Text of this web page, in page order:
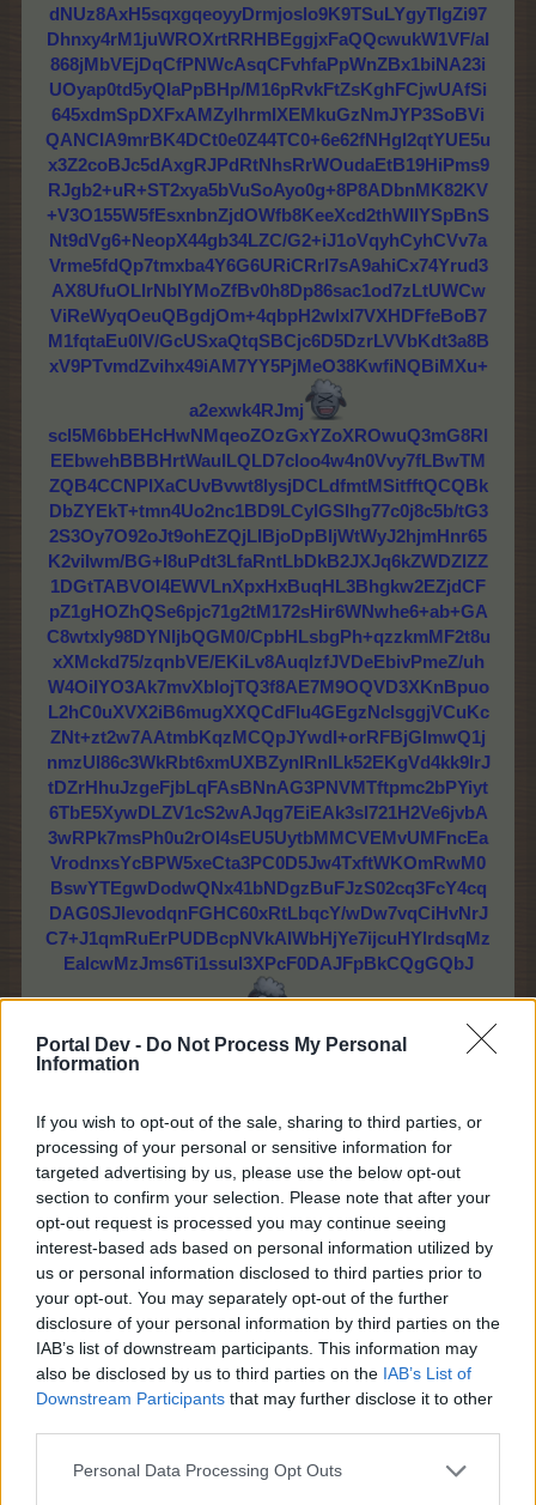
Portal Dev - Do Not Process My Personal
Information
If you wish to opt-out of the sale, sharing to third parties, or
processing of your personal or sensitive information for
targeted advertising by us, please use the below opt-out
section to confirm your selection. Please note that after your
opt-out request is processed you may continue seeing
interest-based ads based on personal information utilized by
us or personal information disclosed to third parties prior to
your opt-out. You may separately opt-out of the further
disclosure of your personal information by third parties on the
IAB’s list of downstream participants. This information may
also be disclosed by us to third parties on the IAB’s List of
Downstream Participants that may further disclose it to other
Personal Data Processing Opt Outs
dNUz8AxH5sqxgqeoyyDrmjoslo9K9TSuLYgyTIgZi97
Dhnxy4rM1juWROXrtRRHBEggjxFaQQcwukW1VF/aI
868jMbVEjDqCfPNWcAsqCFvhfaPpWnZBx1biNA23i
UOyap0td5yQIaPpBHp/M16pRvkFtZsKghFCjwUAfSi
645xdmSpDXFxAMZylhrmIXEMkuGzNmJYP3SoBVi
QANCIA9mrBK4DCt0e0Z44TC0+6e62fNHgI2qtYUE5u
x3Z2coBJc5dAxgRJPdRtNhsRrWOudaEtB19HiPms9
RJgb2+uR+ST2xya5bVuSoAyo0g+8P8ADbnMK82KV
+V3O155W5fEsxnbnZjdOWfb8KeeXcd2thWIIYSpBnS
Nt9dVg6+NeopX44gb34LZC/G2+iJ1oVqyhCyhCVv7a
Vrme5fdQp7tmxba4Y6G6URiCRrl7sA9ahiCx74Yrud3
AX8UfuOLlrNbIYMoZfBv0h8Dp86sac1od7zLtUWCw
ViReWyqOeuQBgdjOm+4qbpH2wlxI7VXHDFfeBoB7
M1fqtaEu0IV/GcUSxaQtqSBCjc6D5DzrLVVbKdt3a8B
xV9PTvmdZvihx49iAM7YY5PjMeO38KwfiNQBiMXu+
a2exwk4RJmj
scl5M6bbEHcHwNMqeoZOzGxYZoXROwuQ3mG8Rl
EEbwehBBBHrtWaulLQLD7cloo4w4n0Vvy7fLBwTM
ZQB4CCNPlXaCUvBvwt8lysjDCLdfmtMSitfftQCQBk
DbZYEkT+tmn4Uo2nc1BD9LCylGSIhg77c0j8c5b/tG3
2S3Oy7O92oJt9ohEZQjLIBjoDpBIjWtWyJ2hjmHnr65
K2viIwm/BG+I8uPdt3LfaRntLbDkB2JXJq6kZWDZIZZ
1DGtTABVOl4EWVLnXpxHxBuqHL3Bhgkw2EZjdCF
pZ1gHOZhQSe6pjc71g2tM172sHir6WNwhe6+ab+GA
C8wtxly98DYNIjbQGM0/CpbHLsbgPh+qzzkmMF2t8u
xXMckd75/zqnbVE/EKiLv8AuqIzfJVDeEbivPmeZ/uh
W4OiIYO3Ak7mvXbIojTQ3f8AE7M9OQVD3XKnBpuo
L2hC0uXVX2iB6mugXXQCdFlu4GEgzNcIsggjVCuKc
ZNt+zt2w7AAtmbKqzMCQpJYwdI+orRFBjGImwQ1j
nmzUl86c3WkRbt6xmUXBZynIRnILk52EKgVd4kk9IrJ
tDZrHhuJzgeFjbLqFAsBNnAG3PNVMTftpmc2bPYiyt
6TbE5XywDLZV1cS2wAJqg7EiEAk3sl721H2Ve6jvbA
3wRPk7msPh0u2rOl4sEU5UytbMMCVEMvUMFncEa
VrodnxsYcBPW5xeCta3PC0D5Jw4TxftWKOmRwM0
BswYTEgwDodwQNx41bNDgzBuFJzS02cq3FcY4cq
DAG0SJlevodqnFGHC60xRtLbqcY/wDw7vqCiHvNrJ
C7+J1qmRuErPUDBcpNVkAIWbHjYe7ijcuHYlrdsqMz
EalcwMzJms6Ti1ssul3XPcF0DAJFpBkCQgGQbJ
6I6Db4VamjBZoFrKehSXtCEu0IVawM+KcsJ7K0Cinx
CrH4sT8qR23lc8n9AyHcmnwUjQP1HND7WHa5abEC
AjwNOi0EWKWAkG4SjjrVzB3+1STbbTU9PcPh5H/A
Hrz1Q2Win3jc2n1b7JxCWVcW7dk4er/AHTDhMVZxK
yArRurAEqfQ/Wm8M0NS24seh4JbJFLA6xy+qhFgW
5VVgSTA6yZrOYhGS0Cysxl+ZKF2TbDIg+1FkcsM3b
wS0yGdu66DMYUsQIEbCpXU92QL3HiP7RcYZXZQy
hgD
8iP40MibI4YhcBVukLQbG10QtWlUQoCjwAgfhW9rW
tFmiyzFxJuSsZTO+nhUlxVEwgFyYGo6abR4etZIqYM
kc/LPTLRSLyRa6tG3CkLpvBiYJ6xWog2yURbigXA8J
fW6zXCxQlusAtPtZfA6xSmihqGyudIfdz48eduqYVUs
DowGDPL+rphpul6D8dD6adwayNwdd/Kr4MN81ogw
abAqVTwXvFuE3GuG5aynMAGViV1GzAgHpoQR0H